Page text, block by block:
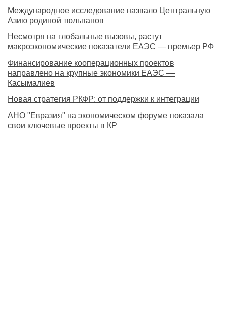
Международное исследование назвало Центральную
Азию родиной тюльпанов
Несмотря на глобальные вызовы, растут
макроэкономические показатели ЕАЭС — премьер РФ
Финансирование кооперационных проектов
направлено на крупные экономики ЕАЭС —
Касымалиев
Новая стратегия РКФР: от поддержки к интеграции
АНО "Евразия" на экономическом форуме показала
свои ключевые проекты в КР